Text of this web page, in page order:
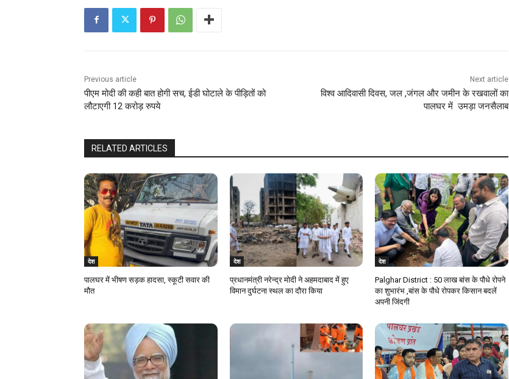
n
u
e
R
e
a
d
i
n
g
Previous article
पीएम मोदी की कही बात होगी सच, ईडी घोटाले के पीड़ितों को
लौटाएगी 12 करोड़ रुपये
Next article
विश्व आदिवासी दिवस, जल ,जंगल और जमीन के रखवालों का
पालघर में उमड़ा जनसैलाब
RELATED ARTICLES
देश
पालघर में भीषण सड़क हादसा, स्कूटी सवार की
मौत
देश
प्रधानमंत्री नरेन्द्र मोदी ने अहमदाबाद में हुए
विमान दुर्घटना स्थल का दौरा किया
देश
Palghar District : 50 लाख बांस के पौधे रोपने
का शुभारंभ ,बांस के पौधे रोपकर किसान बदलें
अपनी जिंदगी